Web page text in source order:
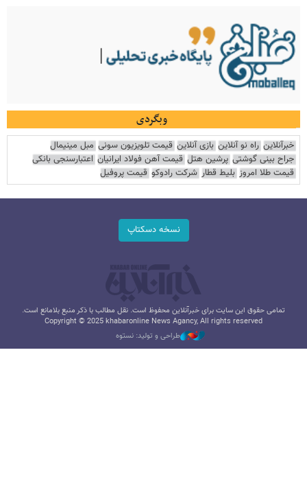
وبگردی
خبرآنلاین راه نو آنلاین بازی آنلاین قیمت تلویزیون سونی مبل مینیمال
جراح بینی گوشتی پرشین هتل قیمت آهن فولاد ایرانیان اعتبارسنجی بانکی
قیمت طلا امروز بلیط قطار شرکت رادوکو قیمت پروفیل
نسخه دسکتاپ
تمامی حقوق این سایت برای خبرآنلاین محفوظ است. نقل مطالب با ذکر منبع بلامانع است.
Copyright © 2025 khabaronline News Agancy, All rights reserved
طراحی و تولید: نستوه